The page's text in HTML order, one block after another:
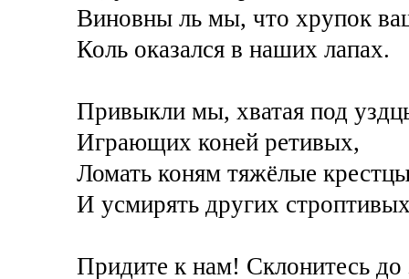
Виновны ль мы, что хрупок
Коль оказался в наших лапах.
Привыкли мы, хватая под
Играющих коней ретивых,
Ломать коням тяжёлые
И усмирять других
Придите к нам! Склонитесь до